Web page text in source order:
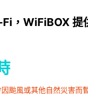
，WiFiBOX 提
颱風或其他自然災害而